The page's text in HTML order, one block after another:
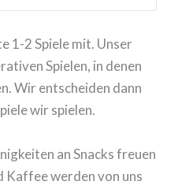
1-2 Spiele mit. Unser
Spielen, in denen
Wir entscheiden dann
wir spielen.
an Snacks freuen
Kaffee werden von uns